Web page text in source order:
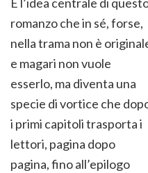
romanzo che in sé, forse,
nella trama non è
e magari non vuole
esserlo, ma diventa una
specie di vortice che
i primi capitoli trasporta i
lettori, pagina dopo
pagina, fino all’epilogo